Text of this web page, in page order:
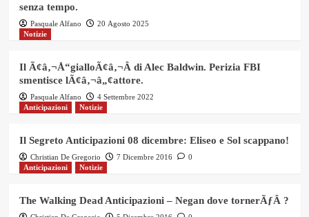
senza tempo.
Pasquale Alfano
20 Agosto 2025
Notizie
Il Ã¢â‚¬Å“gialloÃ¢â‚¬Â di Alec Baldwin. Perizia FBI
smentisce lÃ¢â‚¬â„¢attore.
Pasquale Alfano
4 Settembre 2022
Anticipazioni
Notizie
Il Segreto Anticipazioni 08 dicembre: Eliseo e Sol scappano!
Christian De Gregorio 7 Dicembre 2016
0
Anticipazioni
Notizie
The Walking Dead Anticipazioni – Negan dove tornerÃƒÂ ?